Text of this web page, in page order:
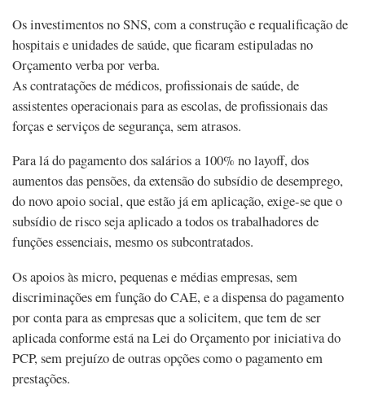
Os investimentos no SNS, com a construção e requalificação de
hospitais e unidades de saúde, que ficaram estipuladas no
Orçamento verba por verba.
As contratações de médicos, profissionais de saúde, de
assistentes operacionais para as escolas, de profissionais das
forças e serviços de segurança, sem atrasos.
Para lá do pagamento dos salários a 100% no layoff, dos
aumentos das pensões, da extensão do subsídio de desemprego,
do novo apoio social, que estão já em aplicação, exige-se que o
subsídio de risco seja aplicado a todos os trabalhadores de
funções essenciais, mesmo os subcontratados.
Os apoios às micro, pequenas e médias empresas, sem
discriminações em função do CAE, e a dispensa do pagamento
por conta para as empresas que a solicitem, que tem de ser
aplicada conforme está na Lei do Orçamento por iniciativa do
PCP, sem prejuízo de outras opções como o pagamento em
prestações.